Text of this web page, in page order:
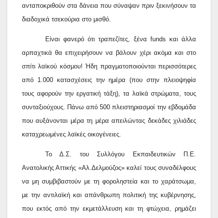
ανταποκριθούν στα δάνεια που σύναψαν πριν ξεκινήσουν τα
διαδοχικά τσεκούρια στο μισθό.
Είναι φανερό ότι τραπεζίτες, ξένα funds και άλλα
αρπαχτικά θα επιχειρήσουν να βάλουν χέρι ακόμα και στο
σπίτι λαϊκού κόσμου! Ήδη πραγματοποιούνται περισσότερες
από 1.000 κατασχέσεις την ημέρα (που στην πλειοψηφία
τους αφορούν την εργατική τάξη), τα λαϊκά στρώματα, τους
συνταξιούχους. Πάνω από 500 πλειστηριασμοί την εβδομάδα
που αυξάνονται μέρα τη μέρα απειλώντας δεκάδες χιλιάδες
καταχρεωμένες λαϊκές οικογένειες.
Το Δ.Σ. του Συλλόγου Εκπαιδευτικών Π.Ε.
Ανατολικής Αττικής «Αλ.Δελμούζος» καλεί τους συναδέλφους
να μη συμβιβαστούν με τη φοροληστεία και το χαράτσωμα,
με την αντιλαϊκή και απάνθρωπη πολιτική της κυβέρνησης,
που εκτός από την εκμετάλλευση και τη φτώχεια, ρημάζει